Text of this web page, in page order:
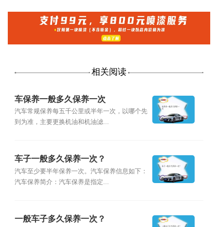
相关阅读
车保养一般多久保养一次
汽车常规保养每五千公里或半年一次，以哪个先
到为准，主要更换机油和机油滤...
车子一般多久保养一次？
汽车至少要半年保养一次。汽车保养信息如下：
汽车保养简介：汽车保养是指定...
一般车子多久保养一次？